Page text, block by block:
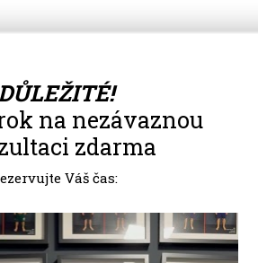
na nezávaznou
zdarma
Váš čas: